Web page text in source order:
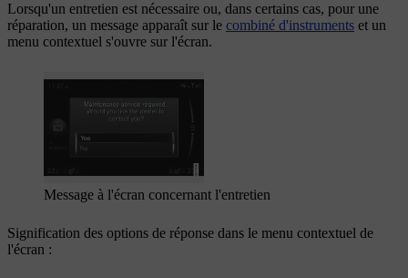
Lorsqu'un entretien est nécessaire ou, dans certains cas, pour une
réparation, un message apparaît sur le combiné d'instruments et un
menu contextuel s'ouvre sur l'écran.
Message à l'écran concernant l'entretien
Signification des options de réponse dans le menu contextuel de
l'écran :